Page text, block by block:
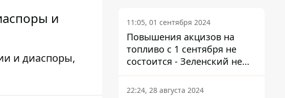
и
и диаспоры,
11:05, 01 сентября 2024
Повышения акцизов на
топливо с 1 сентября не
состоится - Зеленский не
подписал закон
22:24, 28 августа 2024